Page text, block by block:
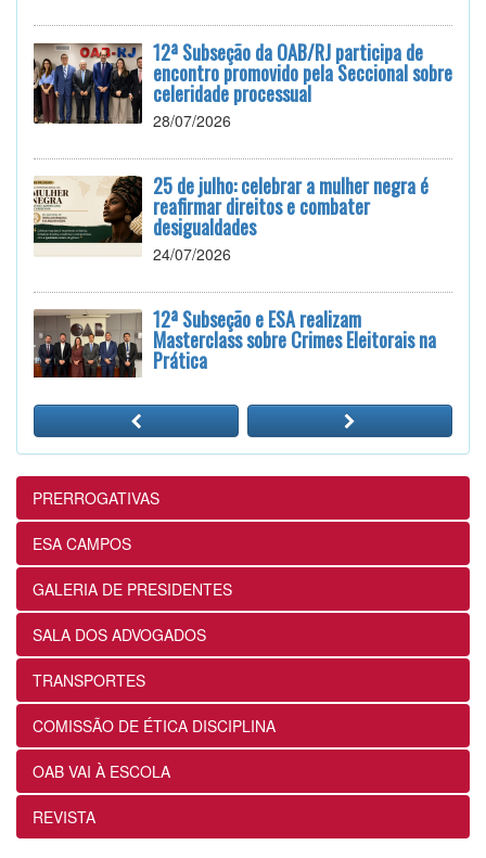
12ª Subseção da OAB/RJ participa de
encontro promovido pela Seccional sobre
celeridade processual
28/07/2026
25 de julho: celebrar a mulher negra é
reafirmar direitos e combater
desigualdades
24/07/2026
12ª Subseção e ESA realizam
Masterclass sobre Crimes Eleitorais na
Prática
12ª Subseção e ESA alinham projetos e
ações voltados ao fortalecimento dos
futuros advogados
24/07/2026
OABRJ disponibiliza repositório de
manuais e cartilhas digitais para apoiar
a advocacia fluminense
22/07/2026
Sancionada lei que reconhece
expressamente a natureza alimentar dos
honorários contratuais no Estatuto da
OAB
PRERROGATIVAS
ESA CAMPOS
GALERIA DE PRESIDENTES
SALA DOS ADVOGADOS
TRANSPORTES
COMISSÃO DE ÉTICA DISCIPLINA
OAB VAI À ESCOLA
REVISTA